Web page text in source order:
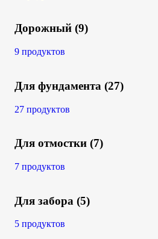
Дорожный (9)
9 продуктов
Для фундамента (27)
27 продуктов
Для отмостки (7)
7 продуктов
Для забора (5)
5 продуктов